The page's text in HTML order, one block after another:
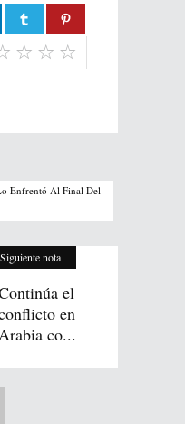
Enfrentó Al Final Del
Siguiente nota
el
en
co...